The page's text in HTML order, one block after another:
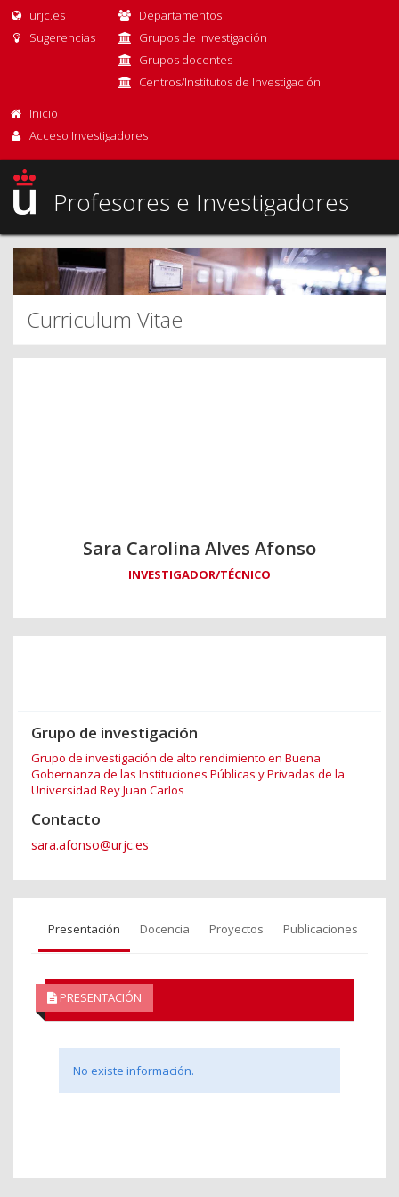
urjc.es
Sugerencias
Departamentos
Grupos de investigación
Grupos docentes
Centros/Institutos de Investigación
Inicio
Acceso Investigadores
Profesores e Investigadores
Curriculum Vitae
Sara Carolina Alves Afonso
INVESTIGADOR/TÉCNICO
Grupo de investigación
Grupo de investigación de alto rendimiento en Buena
Gobernanza de las Instituciones Públicas y Privadas de la
Universidad Rey Juan Carlos
Contacto
sara.afonso@urjc.es
Presentación Docencia Proyectos Publicaciones
PRESENTACIÓN
No existe información.